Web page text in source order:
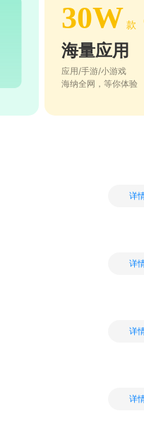
30W 款
海量应用
应用/手游/小游戏
海纳全网，等你体验
详
详
详
详